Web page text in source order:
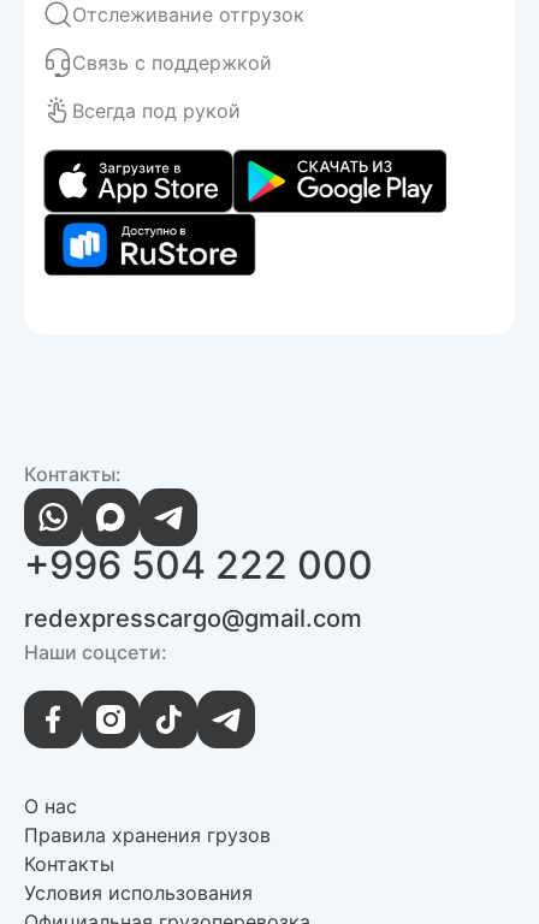
Отслеживание отгрузок
Связь с поддержкой
Всегда под рукой
Наши соцсети:
Контакты:
+996 504 222 000
redexpresscargo@gmail.com
О нас
Правила хранения грузов
Контакты
Условия использования